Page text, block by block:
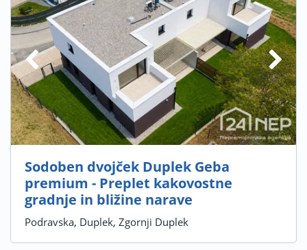
Sodoben dvojček Duplek Geba
premium - Preplet kakovostne
gradnje in bližine narave
Podravska, Duplek, Zgornji Duplek